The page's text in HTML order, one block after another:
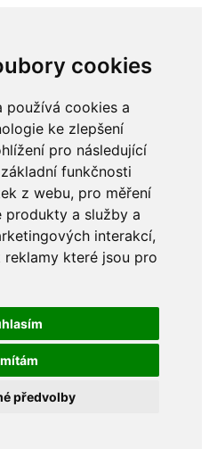
cookies
používá cookies a
ke zlepšení
pro následující
funkčnosti
z webu, pro měření
produkty a služby a
interakcí,
které jsou pro
předvolby